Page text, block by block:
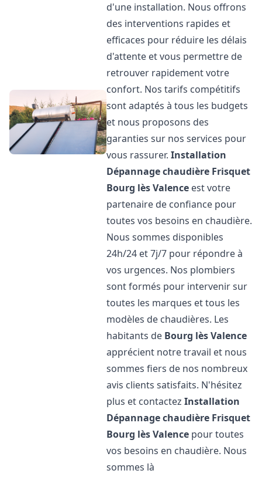
d'une installation. Nous offrons
des interventions rapides et
efficaces pour réduire les délais
d'attente et vous permettre de
retrouver rapidement votre
confort. Nos tarifs compétitifs
sont adaptés à tous les budgets
et nous proposons des
garanties sur nos services pour
vous rassurer.Installation
Dépannage chaudière Frisquet
Bourg lès Valence est votre
partenaire de confiance pour
toutes vos besoins en chaudière.
Nous sommes disponibles
24h/24 et 7j/7 pour répondre à
vos urgences. Nos plombiers
sont formés pour intervenir sur
toutes les marques et tous les
modèles de chaudières. Les
habitants de Bourg lès Valence
apprécient notre travail et nous
sommes fiers de nos nombreux
avis clients satisfaits. N'hésitez
plus et contactezInstallation
Dépannage chaudière Frisquet
Bourg lès Valence pour toutes
vos besoins en chaudière. Nous
sommes là